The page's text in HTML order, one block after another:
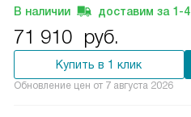
В наличии доставим за 1-4
71 910 руб.
Купить в 1 клик
Обновление цен от 7 августа 2026